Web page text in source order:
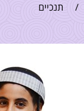
/ תנכיים